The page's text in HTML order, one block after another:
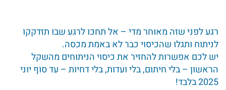
רגע לפני שזה מאוחר מדי – אל תחכו לרגע שבו תזדקקו
לניתוח ותגלו שהכיסוי כבר לא באמת מכסה.
יש לכם אפשרות להחזיר את כיסוי הניתוחים מהשקל
הראשון – בלי חיתום, בלי ועדות, בלי דחיות – עד סוף יוני
2025 בלבד!